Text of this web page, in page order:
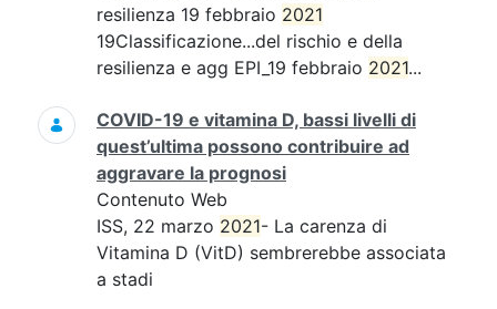
resilienza 19 febbraio 2021
19Classificazione...del rischio e della
resilienza e agg EPI_19 febbraio 2021...
COVID-19 e vitamina D, bassi livelli di
quest’ultima possono contribuire ad
aggravare la prognosi
Contenuto Web
ISS, 22 marzo 2021- La carenza di
Vitamina D (VitD) sembrerebbe associata
a stadi